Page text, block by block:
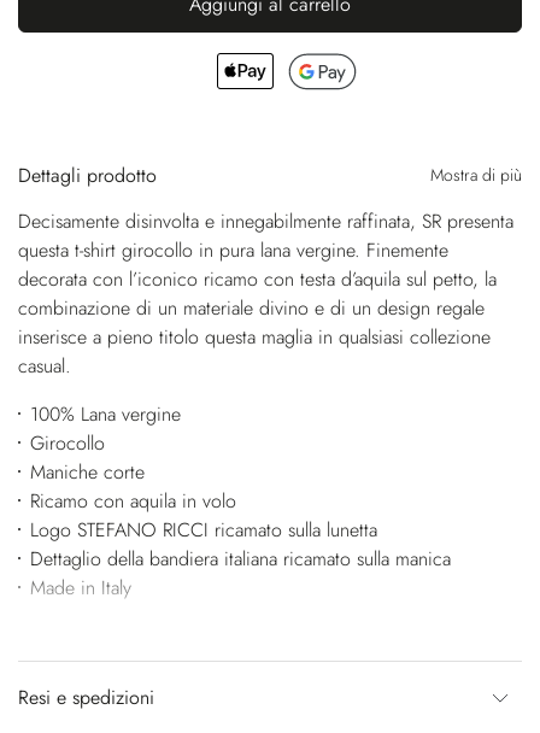
Dettagli prodotto Mostra di più
Decisamente disinvolta e innegabilmente raffinata, SR presenta
questa t-shirt girocollo in pura lana vergine. Finemente
decorata con l’iconico ricamo con testa d’aquila sul petto, la
combinazione di un materiale divino e di un design regale
inserisce a pieno titolo questa maglia in qualsiasi collezione
casual.
100% Lana vergine
Girocollo
Maniche corte
Ricamo con aquila in volo
Logo STEFANO RICCI ricamato sulla lunetta
Dettaglio della bandiera italiana ricamato sulla manica
Made in Italy
Resi e spedizioni